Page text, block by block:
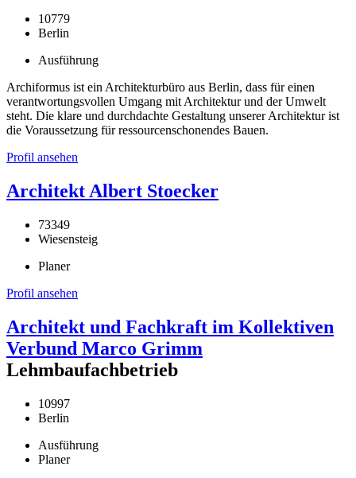
10779
Berlin
Ausführung
Archiformus ist ein Architekturbüro aus Berlin, dass für einen
verantwortungsvollen Umgang mit Architektur und der Umwelt
steht. Die klare und durchdachte Gestaltung unserer Architektur ist
die Voraussetzung für ressourcenschonendes Bauen.
Profil ansehen
Architekt Albert Stoecker
73349
Wiesensteig
Planer
Profil ansehen
Architekt und Fachkraft im Kollektiven
Verbund Marco Grimm
Lehmbaufachbetrieb
10997
Berlin
Ausführung
Planer